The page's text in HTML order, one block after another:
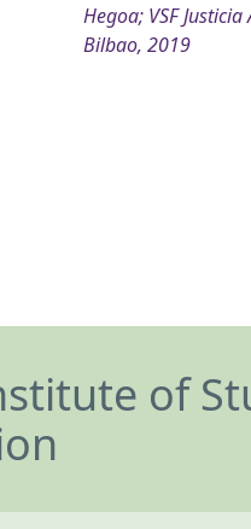
Hegoa; VSF
Bilbao, 2019
of